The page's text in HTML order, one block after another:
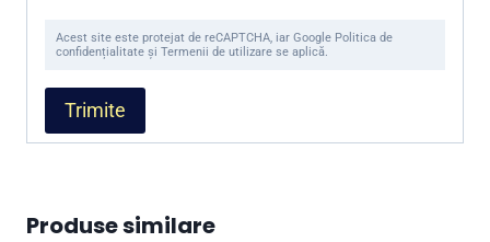
Acest site este protejat de reCAPTCHA, iar Google Politica de
confidențialitate și Termenii de utilizare se aplică.
Produse similare